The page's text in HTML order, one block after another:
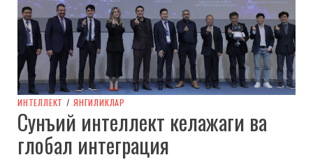
ИНТЕЛЛЕКТ / ЯНГИЛИКЛАР
Сунъий интеллект келажаги ва
глобал интеграция